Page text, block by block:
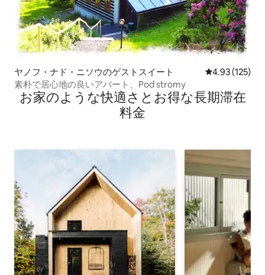
ヤノフ・ナド・ニソウのゲストスイート レビュー125
4.93 (125)
素朴で居心地の良いアパート、Pod stromy
お家のような快⁠適⁠さ⁠とお⁠得⁠な長⁠期⁠滞⁠在
料⁠金